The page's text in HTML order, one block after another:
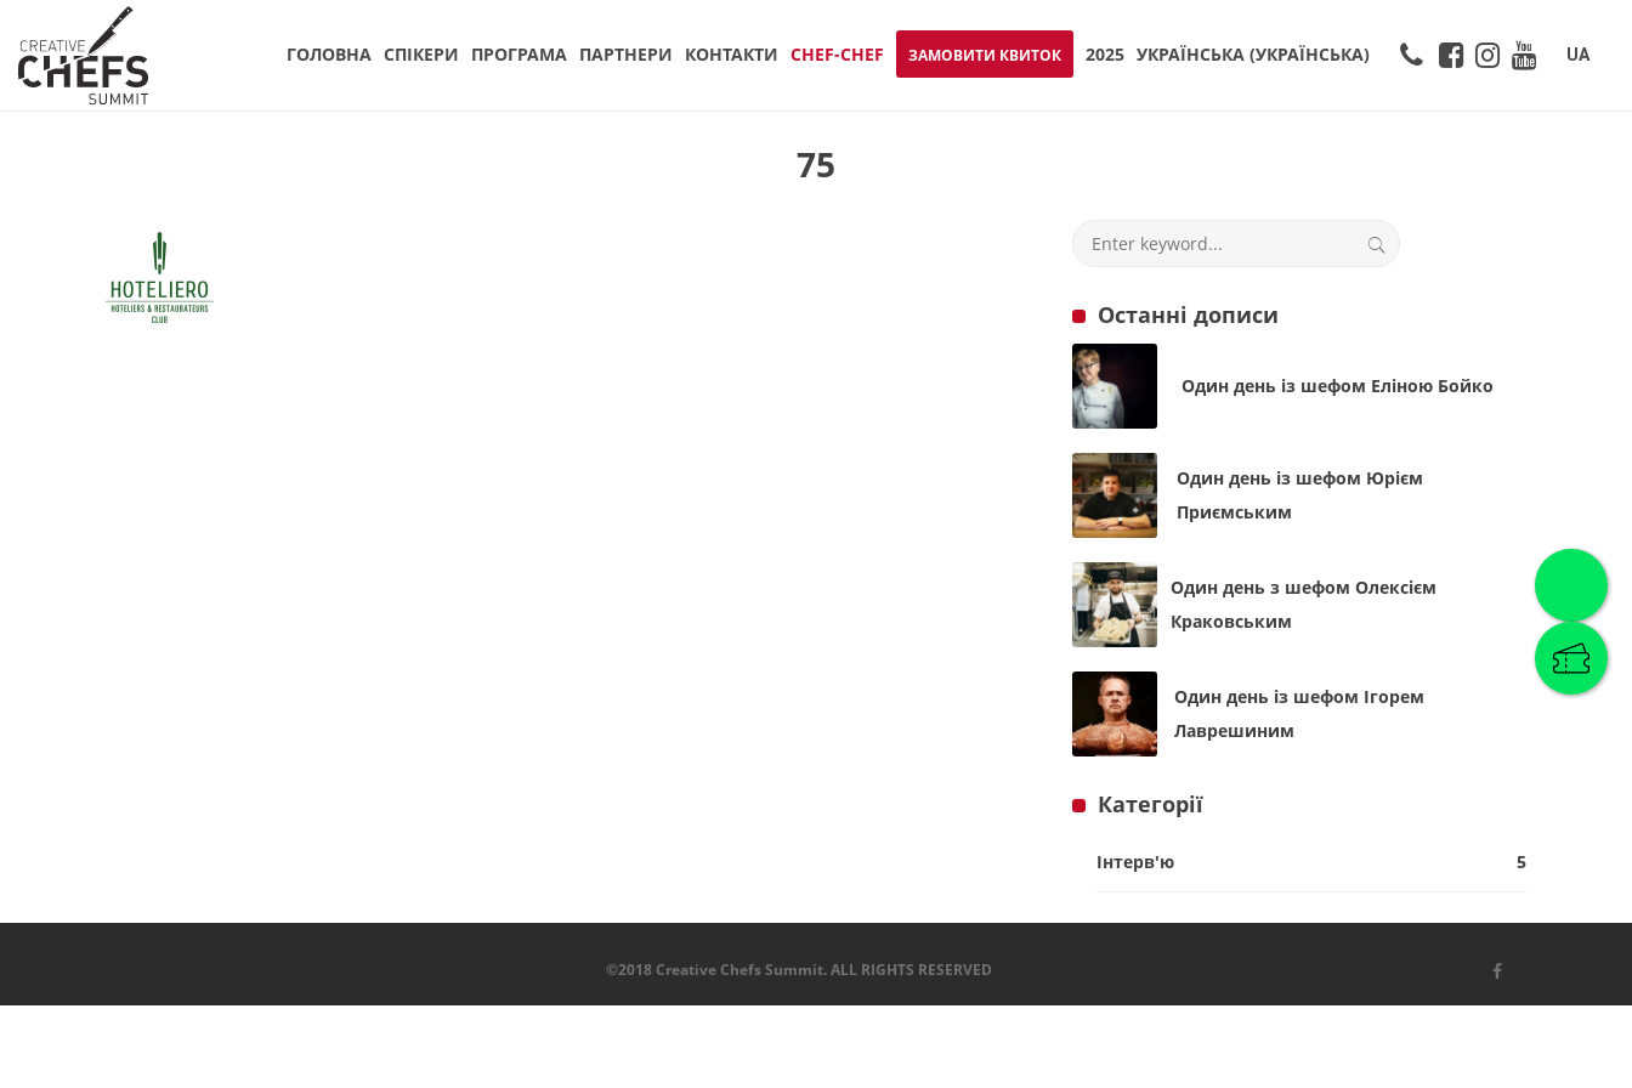
ГОЛОВНА СПIКЕРИ ПРОГРАМА ПАРТНЕРИ КОНТАКТИ CHEF-CHEF ЗАМОВИТИ КВИТОК 2025 УКРАЇНСЬКА (УКРАЇНСЬКА) UA
75
Останні дописи
Один день із шефом Еліною Бойко
Один день із шефом Юрієм
Приємським
Один день з шефом Олексієм
Краковським
Один день із шефом Ігорем
Лаврешиним
Категорії
Інтерв'ю 5
©2018 Creative Chefs Summit. ALL RIGHTS RESERVED